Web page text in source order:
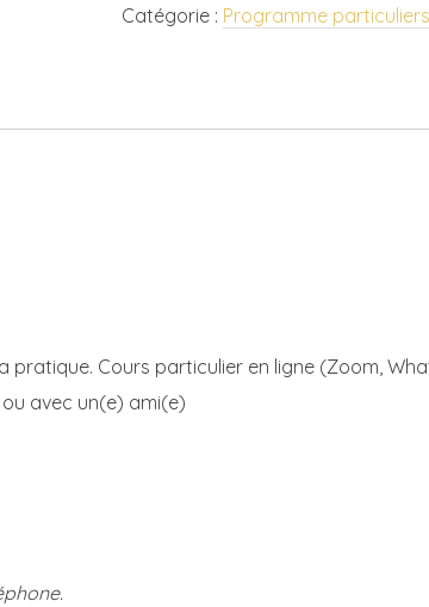
méditer
Catégorie : Programme particuliers
Cours particulier en ligne (Zoom,
avec un(e) ami(e)